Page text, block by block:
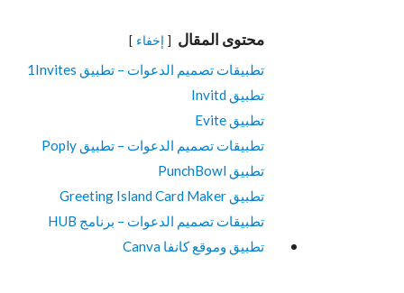
محتوى المقال إخفاء
تطبيقات تصميم الدعوات – تطبيق 1Invites
تطبيق Invitd
تطبيق Evite
تطبيقات تصميم الدعوات – تطبيق Poply
تطبيق PunchBowl
تطبيق Greeting Island Card Maker
تطبيقات تصميم الدعوات – برنامج HUB
تطبيق وموقع كانفا Canva